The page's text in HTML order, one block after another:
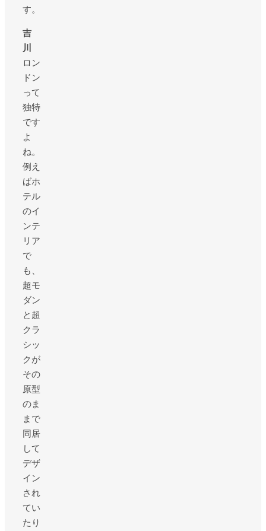
す。
吉
川
ロン
ドン
って
独特
です
よ
ね。
例え
ばホ
テル
のイ
ンテ
リア
で
も、
超モ
ダン
と超
クラ
シッ
クが
その
原型
のま
まで
同居
して
デザ
イン
され
てい
たり